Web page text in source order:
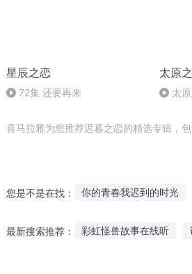
星辰之恋
72集 还要再来
太原
太
喜马拉雅为您推荐迟暮之恋的精选专辑，
您是不是在找： 你的青春我迟到的时光
最新搜索推荐： 彩虹怪兽故事在线听